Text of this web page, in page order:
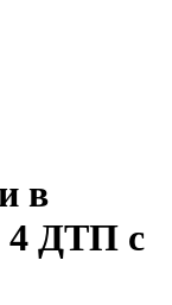
в
4 ДТП с